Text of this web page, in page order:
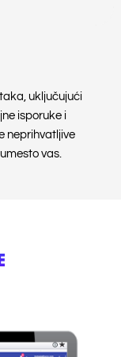
uključujući
isporuke i
neprihvatljive
vas.